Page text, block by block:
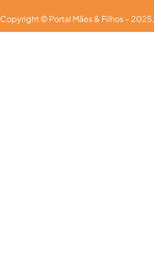
Copyright © Portal Mães & Filhos – 2025.